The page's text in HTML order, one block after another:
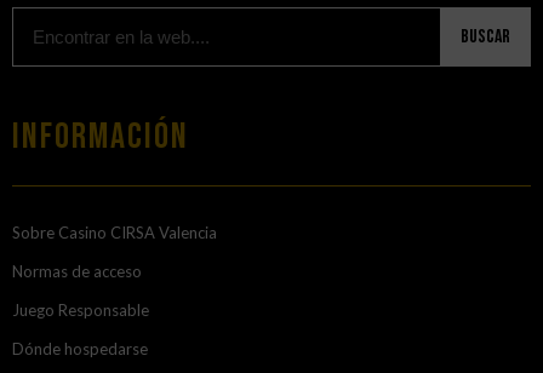
Buscar
Información
Sobre Casino CIRSA Valencia
Normas de acceso
Juego Responsable
Dónde hospedarse